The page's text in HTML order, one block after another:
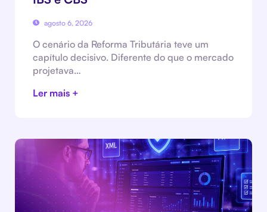
agosto 6, 2026
O cenário da Reforma Tributária teve um
capítulo decisivo. Diferente do que o mercado
projetava…
Ler mais +